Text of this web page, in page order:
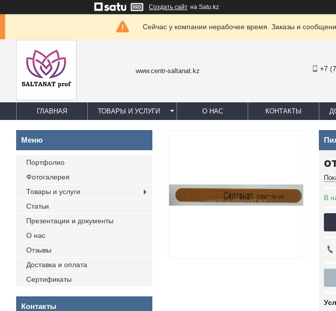
Создать сайт на Satu.kz
Сейчас у компании нерабочее время. Заказы и
www.centr-saltanat.kz +7
ГЛАВНАЯ ТОВАРЫ И УСЛУГИ О НАС КОНТАКТЫ
В
Портфолио
Фотогалерея
Товары и услуги
Статьи
Презентации и документы
О нас
Отзывы
Доставка и оплата
Сертификаты
Контакты